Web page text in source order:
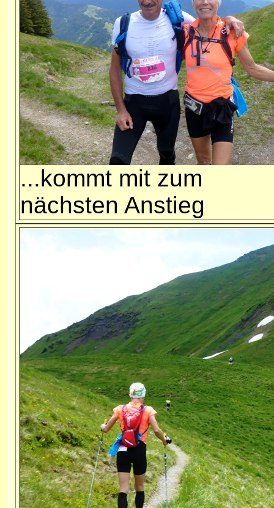
...kommt mit zum
nächsten Anstieg